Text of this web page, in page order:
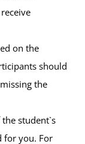
on the
should
the
student`s
for you. For